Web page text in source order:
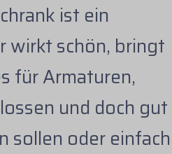
ist ein
wirkt schön, bringt
für Armaturen,
und doch gut
sollen oder einfach